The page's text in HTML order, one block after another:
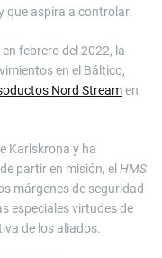
que aspira a controlar.
febrero del 2022, la
en el Báltico,
Nord Streamen
Karlskrona y ha
partir en misión, el HMS
márgenes de seguridad
especiales virtudes de
de los aliados.